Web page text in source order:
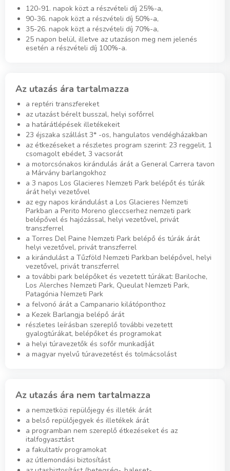
120-91. napok közt a részvételi díj 25%-a,
90-36. napok közt a részvételi díj 50%-a,
35-26. napok közt a részvételi díj 70%-a,
25 napon belül, illetve az utazáson meg nem jelenés
esetén a részvételi díj 100%-a.
Az utazás ára tartalmazza
a reptéri transzfereket
az utazást bérelt busszal, helyi sofőrrel
a határátlépések illetékekeit
23 éjszaka szállást 3* -os, hangulatos vendégházakban
az étkezéseket a részletes program szerint: 23 reggelit, 1
csomagolt ebédet, 3 vacsorát
a motorcsónakos kirándulás árát a General Carrera tavon
a Márvány barlangokhoz
a 3 napos Los Glacieres Nemzeti Park belépőt és túrák
árát helyi vezetővel
az egy napos kirándulást a Los Glacieres Nemzeti
Parkban a Perito Moreno gleccserhez nemzeti park
belépővel és hajózással, helyi vezetővel, privát
transzferrel
a Torres Del Paine Nemzeti Park belépő és túrák árát
helyi vezetővel, privát transzferrel
a kirándulást a Tűzföld Nemzeti Parkban belépővel, helyi
vezetővel, privát transzferrel
a további park belépőket és vezetett túrákat: Bariloche,
Los Alerches Nemzeti Park, Queulat Nemzeti Park,
Patagónia Nemzeti Park
a felvonó árát a Campanario kilátóponthoz
a Kezek Barlangja belépő árát
részletes leírásban szereplő további vezetett
gyalogtúrákat, belépőket és programokat
a helyi túravezetők és sofőr munkadíját
a magyar nyelvű túravezetést és tolmácsolást
Az utazás ára nem tartalmazza
a nemzetközi repülőjegy és illeték árát
a belső repülőjegyek és illetékek árát
a programban nem szereplő étkezéseket és az
italfogyasztást
a fakultatív programokat
az útlemondási biztosítást